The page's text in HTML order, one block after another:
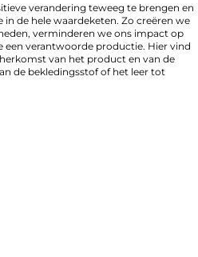
verandering teweeg te brengen en
de hele waardeketen. Zo creëren we
verminderen we ons impact op
een verantwoorde productie. Hier vind
van het product en van de
de bekledingsstof of het leer tot